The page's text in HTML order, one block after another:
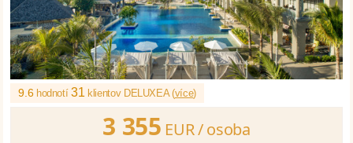
9.6 hodnotí31 klientov DELUXEA (více)
3 355 EUR /osoba